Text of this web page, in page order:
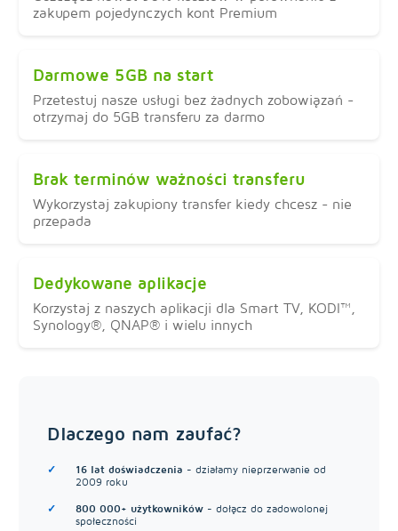
zakupem pojedynczych kont Premium
Darmowe 5GB na start
Przetestuj nasze usługi bez żadnych zobowiązań -
otrzymaj do 5GB transferu za darmo
Brak terminów ważności transferu
Wykorzystaj zakupiony transfer kiedy chcesz - nie
przepada
Dedykowane aplikacje
Korzystaj z naszych aplikacji dla Smart TV, KODI™,
Synology®, QNAP® i wielu innych
Dlaczego nam zaufać?
16 lat doświadczenia - działamy nieprzerwanie od
2009 roku
800 000+ użytkowników - dołącz do zadowolonej
społeczności